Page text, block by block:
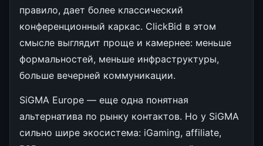
правило, дает более классический
конференционный каркас. ClickBid в этом
смысле выглядит проще и камернее: меньше
формальностей, меньше инфраструктуры,
больше вечерней коммуникации.
SiGMA Europe — еще одна понятная
альтернатива по рынку контактов. Но у SiGMA
сильно шире экосистема: iGaming, affiliate,